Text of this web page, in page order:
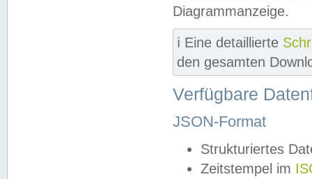
Diagrammanzeige.
ℹ️ Eine detaillierte
den gesamten
Verfügbare
JSON-Format
Strukturiertes
Zeitstempel im